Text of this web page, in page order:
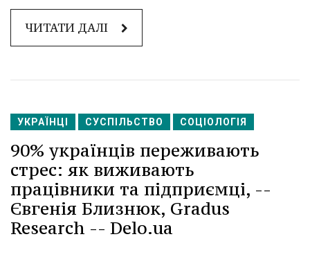
ЧИТАТИ ДАЛІ
УКРАЇНЦІ СУСПІЛЬСТВО СОЦІОЛОГІЯ
90% українців переживають
стрес: як виживають
працівники та підприємці, --
Євгенія Близнюк, Gradus
Research -- Delo.ua